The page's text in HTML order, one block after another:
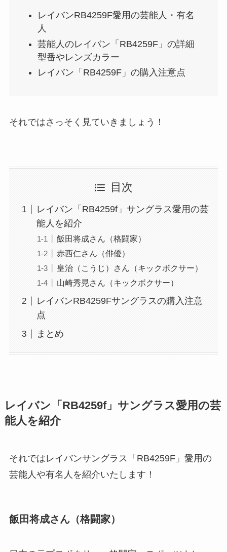
レイバンRB4259F愛用の芸能人・有名
人
芸能人のレイバン「RB4259F」の詳細
型番やレンズカラー
レイバン「RB4259F」の購入注意点
それではさっそく見ていきましょう！
目次
レイバン「RB4259f」サングラス愛用の芸
能人を紹介
飯田将成さん（格闘家）
赤西仁さん（俳優）
皇治（こうじ）さん（キックボクサー）
山崎秀晃さん（キックボクサー）
レイバンRB4259Fサングラスの購入注意
点
まとめ
レイバン「RB4259f」サングラス愛用の芸
能人を紹介
それではレイバンサングラス「RB4259F」愛用の
芸能人や有名人を紹介いたします！
飯田将成さん（格闘家）